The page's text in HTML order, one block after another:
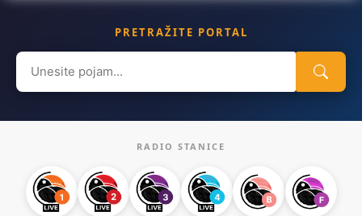
PRETRAŽITE PORTAL
Search
for:
RADIO STANICE